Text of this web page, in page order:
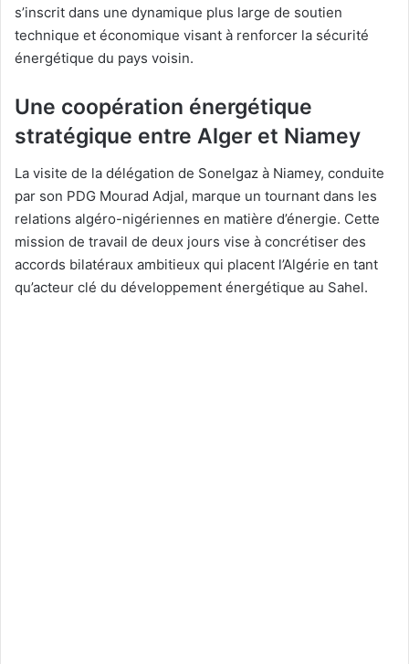
s’inscrit dans une dynamique plus large de soutien
technique et économique visant à renforcer la sécurité
énergétique du pays voisin.
Une coopération énergétique
stratégique entre Alger et Niamey
La visite de la délégation de Sonelgaz à Niamey, conduite
par son PDG Mourad Adjal, marque un tournant dans les
relations algéro-nigériennes en matière d’énergie. Cette
mission de travail de deux jours vise à concrétiser des
accords bilatéraux ambitieux qui placent l’Algérie en tant
qu’acteur clé du développement énergétique au Sahel.